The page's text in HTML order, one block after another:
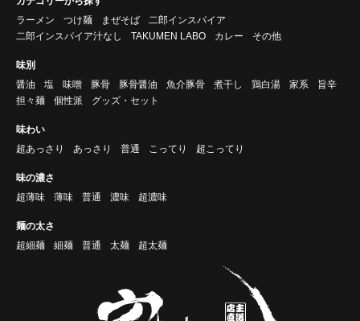
ラーメン
つけ麺 まぜそば
二郎インスパイア
二郎インスパイア汁なし
TAKUMEN LABO カレー その他
味別
醤油
塩 味噌 豚骨 豚骨醤油 魚介豚骨 煮干し 鶏白湯 家系
旨辛
担々麺
個性派 グッズ・セット
味わい
超あっさり
あっさり 普通 こってり 超こってり
味の濃さ
超薄味
薄味 普通 濃味 超濃味
麺の太さ
超細麺
細麺 普通 太麺 超太麺